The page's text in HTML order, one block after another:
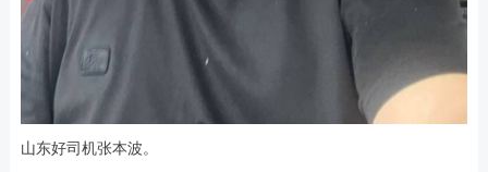
山东好司机张本波。